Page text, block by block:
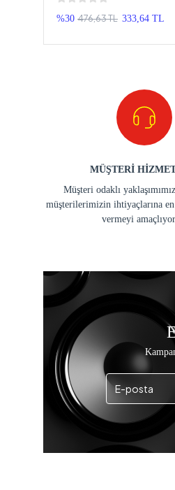
%30 476,63 TL 333,64 TL
MÜŞTERİ
Müşteri odaklı
müşterilerimizin ihtiyaçlarına
vermeyi